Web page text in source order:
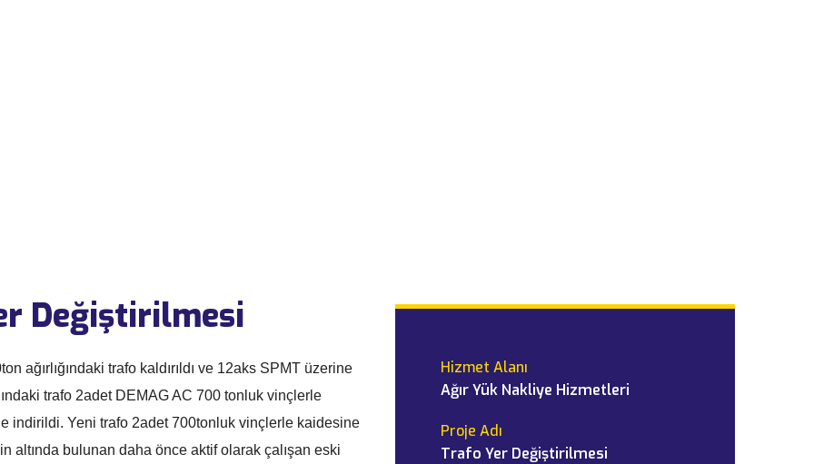
Değiştirilmesi
ağırlığındaki trafo kaldırıldı ve 12aks SPMT üzerine
trafo 2adet DEMAG AC 700 tonluk vinçlerle
indirildi. Yeni trafo 2adet 700tonluk vinçlerle kaidesine
altında bulunan daha önce aktif olarak çalışan eski
Hizmet Alanı
Ağır Yük Nakliye Hizmetleri
Proje Adı
Trafo Yer Değiştirilmesi